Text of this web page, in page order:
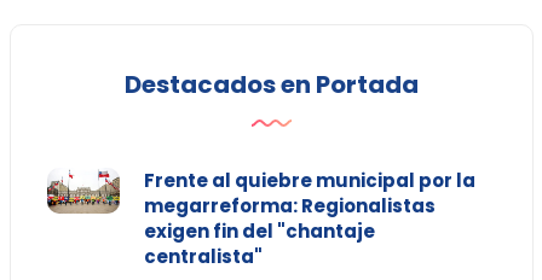
Destacados en Portada
Frente al quiebre municipal por la
megarreforma: Regionalistas
exigen fin del "chantaje
centralista"